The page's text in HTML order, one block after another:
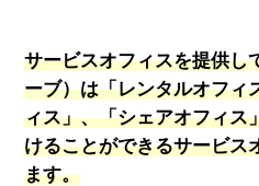
サービスオフィスを提供し
ーブ）は「レンタルオフィ
ィス」、「シェアオフィス
けることができるサービス
ます。